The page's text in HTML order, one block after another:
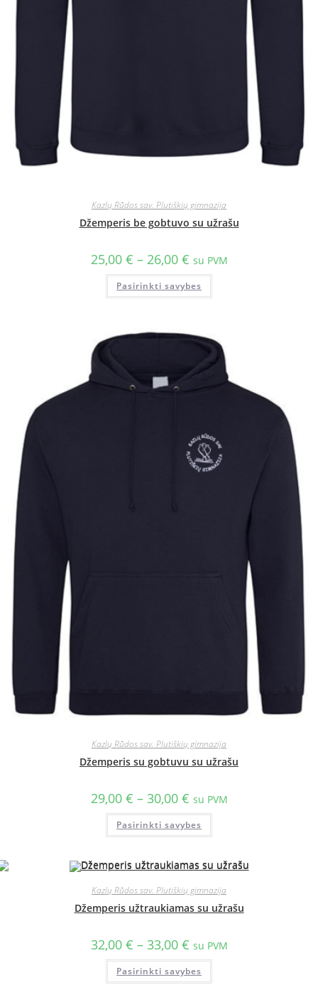
Kazlų Rūdos sav. Plutiškių gimnazija
Džemperis be gobtuvo su užrašu
25,00 € – 26,00 € su PVM
Pasirinkti savybes
Kazlų Rūdos sav. Plutiškių gimnazija
Džemperis su gobtuvu su užrašu
29,00 € – 30,00 € su PVM
Pasirinkti savybes
Kazlų Rūdos sav. Plutiškių gimnazija
Džemperis užtraukiamas su užrašu
32,00 € – 33,00 € su PVM
Pasirinkti savybes